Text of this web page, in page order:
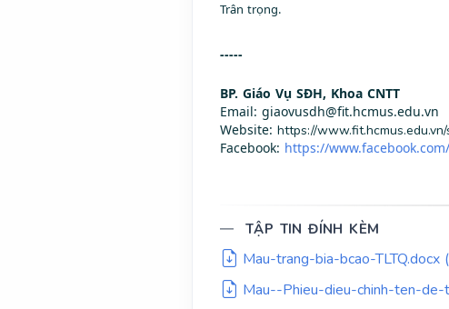
Trân trọng.
-----
BP. Giáo Vụ SĐH, Khoa CNTT
Email: giaovusdh@fit.hcmus.edu.vn
Website: https://
Facebook: https://
TẬP TIN ĐÍNH KÈM
Mau-trang-bia-bcao-TLTQ.docx
Mau--Phieu-dieu-chinh-ten-de-